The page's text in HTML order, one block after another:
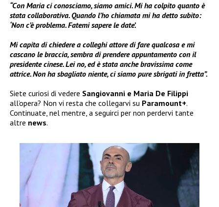
“Con Maria ci conosciamo, siamo amici. Mi ha colpito quanto è
stata collaborativa. Quando l’ho chiamata mi ha detto subito:
‘Non c’è problema. Fatemi sapere le date’.
Mi capita di chiedere a colleghi attore di fare qualcosa e mi
cascano le braccia, sembra di prendere appuntamento con il
presidente cinese. Lei no, ed è stata anche bravissima come
attrice. Non ha sbagliato niente, ci siamo pure sbrigati in fretta”.
Siete curiosi di vedere Sangiovanni e Maria De Filippi
all’opera? Non vi resta che collegarvi su Paramount+.
Continuate, nel mentre, a seguirci per non perdervi tante
altre news.